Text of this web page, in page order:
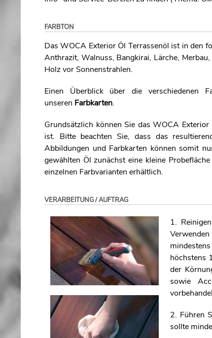
FARBTON
Das WOCA Exterior Öl Terrassenöl ist in den
Anthrazit, Walnuss, Bangkirai, Lärche,
Holz vor Sonnenstrahlen.
Einen Überblick über die verschiedenen
unseren Farbkarten.
Grundsätzlich können Sie das WOCA
ist. Bitte beachten Sie, dass das
Abbildungen und Farbkarten können somit
gewählten Öl zunächst eine kleine
einzelnen Farbvarianten erhältlich.
VERARBEITUNG / AUFTRAG
1.
höchstens
der
sowie
2. Führen
sollte